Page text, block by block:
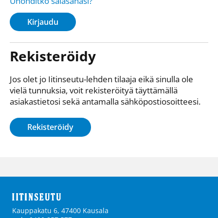
Kirjaudu
Rekisteröidy
Jos olet jo Iitinseutu-lehden tilaaja eikä sinulla ole
vielä tunnuksia, voit rekisteröityä täyttämällä
asiakastietosi sekä antamalla sähkö­posti­osoitteesi.
Rekisteröidy
Kauppakatu 6, 47400 Kausala